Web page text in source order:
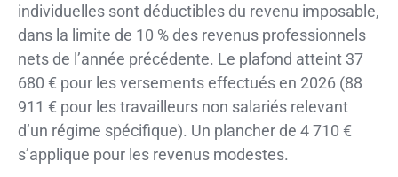
individuelles sont déductibles du revenu imposable,
dans la limite de 10 % des revenus professionnels
nets de l’année précédente. Le plafond atteint 37
680 € pour les versements effectués en 2026 (88
911 € pour les travailleurs non salariés relevant
d’un régime spécifique). Un plancher de 4 710 €
s’applique pour les revenus modestes.